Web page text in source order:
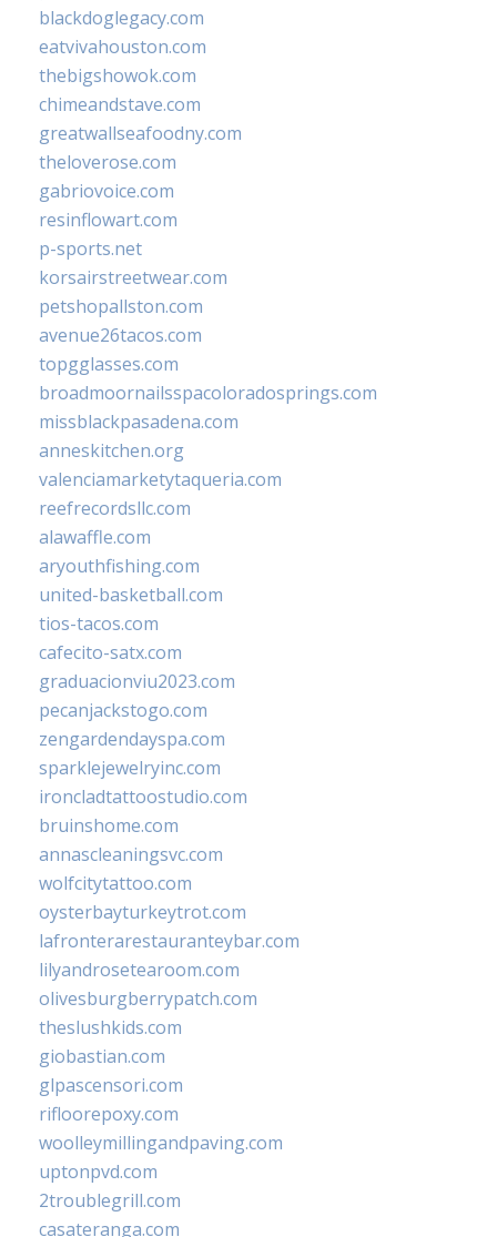
blackdoglegacy.com
eatvivahouston.com
thebigshowok.com
chimeandstave.com
greatwallseafoodny.com
theloverose.com
gabriovoice.com
resinflowart.com
p-sports.net
korsairstreetwear.com
petshopallston.com
avenue26tacos.com
topgglasses.com
broadmoornailsspacoloradosprings.com
missblackpasadena.com
anneskitchen.org
valenciamarketytaqueria.com
reefrecordsllc.com
alawaffle.com
aryouthfishing.com
united-basketball.com
tios-tacos.com
cafecito-satx.com
graduacionviu2023.com
pecanjackstogo.com
zengardendayspa.com
sparklejewelryinc.com
ironcladtattoostudio.com
bruinshome.com
annascleaningsvc.com
wolfcitytattoo.com
oysterbayturkeytrot.com
lafronterarestauranteybar.com
lilyandrosetearoom.com
olivesburgberrypatch.com
theslushkids.com
giobastian.com
glpascensori.com
rifloorepoxy.com
woolleymillingandpaving.com
uptonpvd.com
2troublegrill.com
casateranga.com